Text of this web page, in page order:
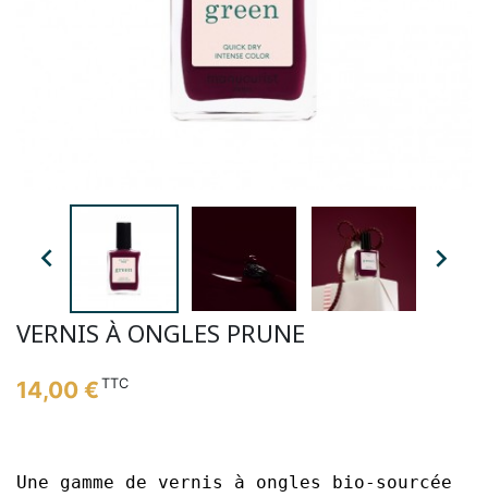
 
VERNIS À ONGLES PRUNE
14,00 € TTC
Une gamme de vernis à ongles bio-sourcée